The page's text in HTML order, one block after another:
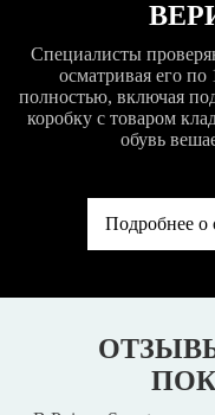
Специалисты
осматривая его
полностью, включая
коробку с товаром
обувь
Подробнее о